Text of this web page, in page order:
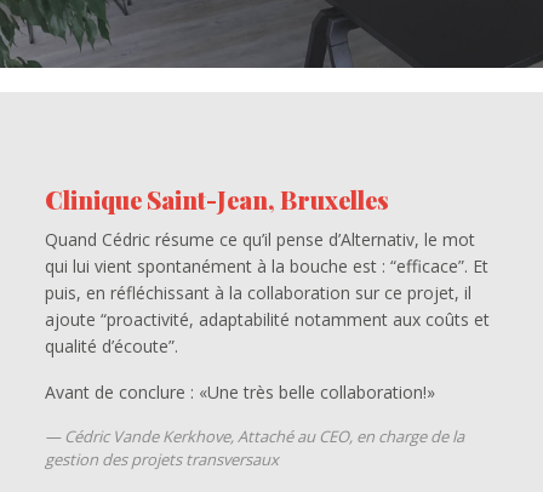
Clinique Saint-Jean, Bruxelles
Quand Cédric résume ce qu’il pense d’Alternativ, le mot
qui lui vient spontanément à la bouche est : “efficace”. Et
puis, en réfléchissant à la collaboration sur ce projet, il
ajoute “proactivité, adaptabilité notamment aux coûts et
qualité d’écoute”.
Avant de conclure : «Une très belle collaboration!»
Cédric Vande Kerkhove, Attaché au CEO, en charge de la
gestion des projets transversaux